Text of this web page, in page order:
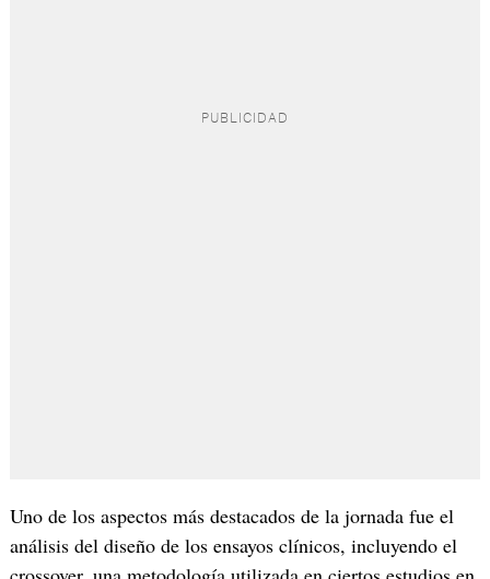
Uno de los aspectos más destacados de la jornada fue el
análisis del diseño de los ensayos clínicos, incluyendo el